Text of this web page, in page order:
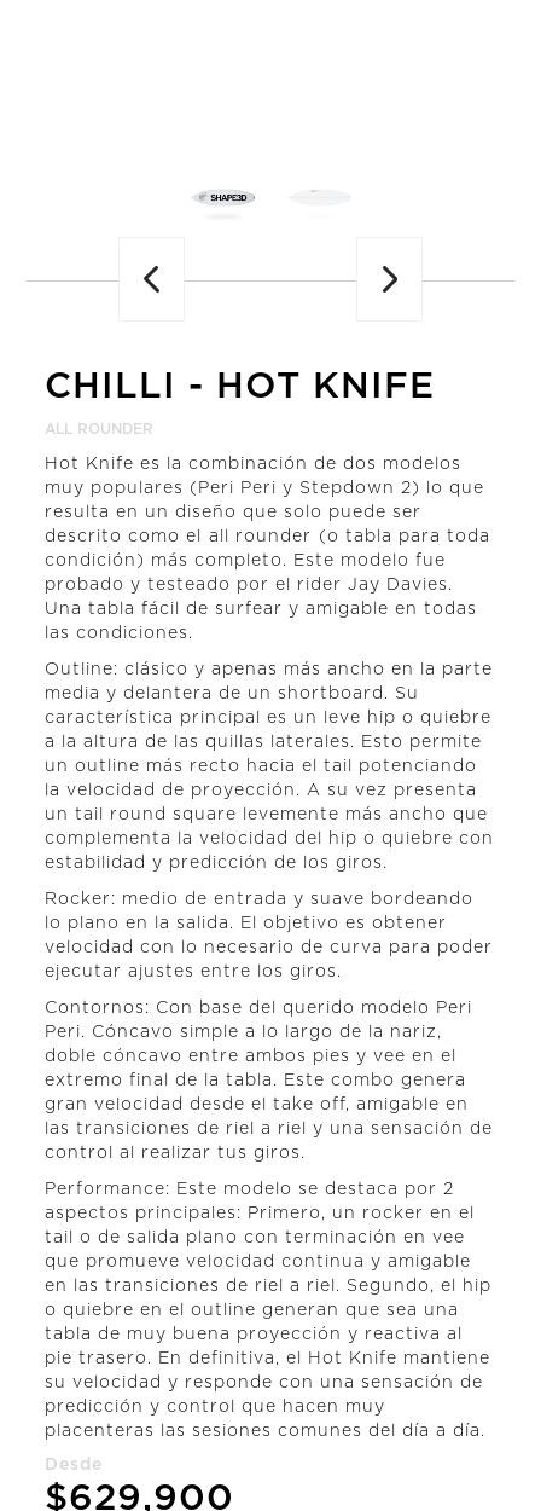
CHILLI - HOT KNIFE
ALL ROUNDER
Hot Knife es la combinación de dos modelos
muy populares (Peri Peri y Stepdown 2) lo que
resulta en un diseño que solo puede ser
descrito como el all rounder (o tabla para toda
condición) más completo. Este modelo fue
probado y testeado por el rider Jay Davies.
Una tabla fácil de surfear y amigable en todas
las condiciones.
Outline: clásico y apenas más ancho en la parte
media y delantera de un shortboard. Su
característica principal es un leve hip o quiebre
a la altura de las quillas laterales. Esto permite
un outline más recto hacia el tail potenciando
la velocidad de proyección. A su vez presenta
un tail round square levemente más ancho que
complementa la velocidad del hip o quiebre con
estabilidad y predicción de los giros.
Rocker: medio de entrada y suave bordeando
lo plano en la salida. El objetivo es obtener
velocidad con lo necesario de curva para poder
ejecutar ajustes entre los giros.
Contornos: Con base del querido modelo Peri
Peri. Cóncavo simple a lo largo de la nariz,
doble cóncavo entre ambos pies y vee en el
extremo final de la tabla. Este combo genera
gran velocidad desde el take off, amigable en
las transiciones de riel a riel y una sensación de
control al realizar tus giros.
Performance: Este modelo se destaca por 2
aspectos principales: Primero, un rocker en el
tail o de salida plano con terminación en vee
que promueve velocidad continua y amigable
en las transiciones de riel a riel. Segundo, el hip
o quiebre en el outline generan que sea una
tabla de muy buena proyección y reactiva al
pie trasero. En definitiva, el Hot Knife mantiene
su velocidad y responde con una sensación de
predicción y control que hacen muy
placenteras las sesiones comunes del día a día.
Desde
$629,900